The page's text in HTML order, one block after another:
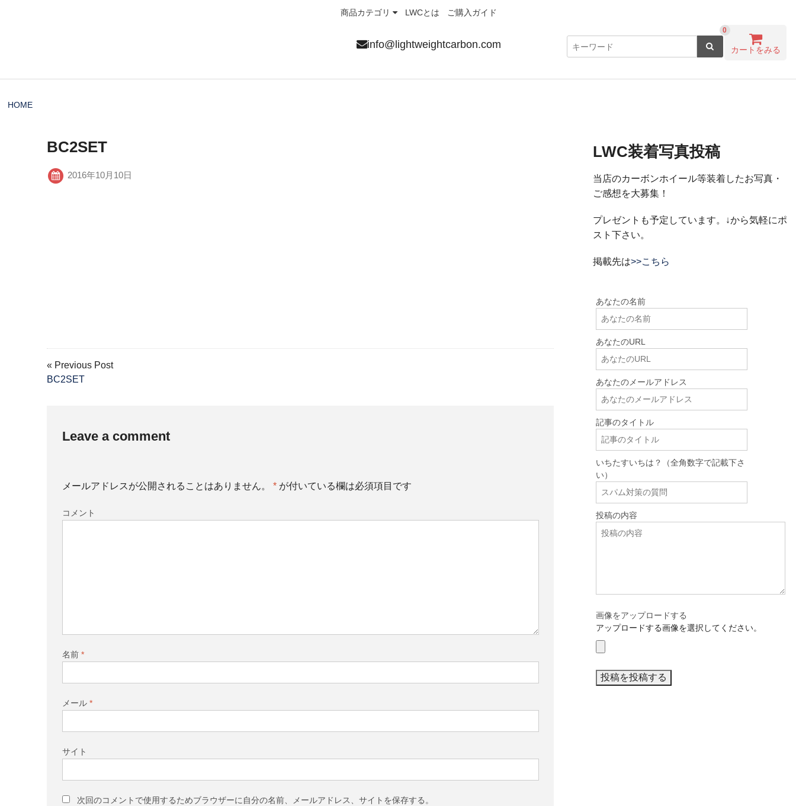
カートをみる
0
商品カテゴリ LWCとは ご購入ガイド
info@lightweightcarbon.com
HOME
BC2SET
2016年10月10日
« Previous Post
BC2SET
Leave a comment
メールアドレスが公開されることはありません。 *が付いている欄は必須項目です
コメント
名前 *
メール *
サイト
次回のコメントで使用するためブラウザーに自分の名前、メールアドレス、サイトを保存する。
LWC装着写真投稿
当店のカーボンホイール等装着したお写真・
ご感想を大募集！
プレゼントも予定しています。↓から気軽にポ
スト下さい。
掲載先は>>こちら
あなたの名前
あなたのURL
あなたのメールアドレス
記事のタイトル
いちたすいちは？（全角数字で記載下さ
い）
投稿の内容
画像をアップロードする
アップロードする画像を選択してください。